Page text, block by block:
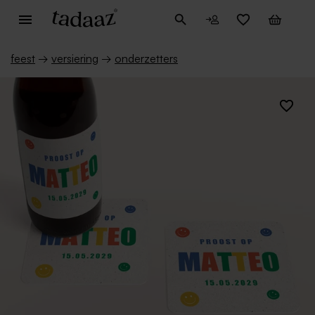
feest → versiering → onderzetters